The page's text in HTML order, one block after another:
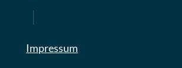
Impressum